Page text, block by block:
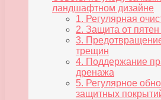
ландшафтном дизайне
1. Регулярная
2. Защита от пятен
3.
трещин
4. Поддержание
дренажа
5. Регулярное
защитных